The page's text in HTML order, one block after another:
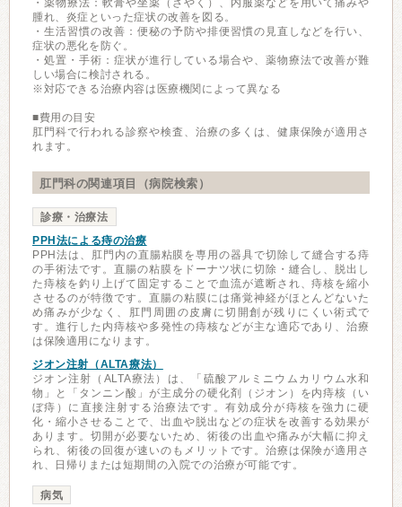
・薬物療法：軟膏や坐薬（ざやく）、内服薬などを用いて痛みや
腫れ、炎症といった症状の改善を図る。
・生活習慣の改善：便秘の予防や排便習慣の見直しなどを行い、
症状の悪化を防ぐ。
・処置・手術：症状が進行している場合や、薬物療法で改善が難
しい場合に検討される。
※対応できる治療内容は医療機関によって異なる
■費用の目安
肛門科で行われる診察や検査、治療の多くは、健康保険が適用さ
れます。
肛門科の関連項目（病院検索）
診療・治療法
PPH法による痔の治療
PPH法は、肛門内の直腸粘膜を専用の器具で切除して縫合する痔
の手術法です。直腸の粘膜をドーナツ状に切除・縫合し、脱出し
た痔核を釣り上げて固定することで血流が遮断され、痔核を縮小
させるのが特徴です。直腸の粘膜には痛覚神経がほとんどないた
め痛みが少なく、肛門周囲の皮膚に切開創が残りにくい術式で
す。進行した内痔核や多発性の痔核などが主な適応であり、治療
は保険適用になります。
ジオン注射（ALTA療法）
ジオン注射（ALTA療法）は、「硫酸アルミニウムカリウム水和
物」と「タンニン酸」が主成分の硬化剤（ジオン）を内痔核（い
ぼ痔）に直接注射する治療法です。有効成分が痔核を強力に硬
化・縮小させることで、出血や脱出などの症状を改善する効果が
あります。切開が必要ないため、術後の出血や痛みが大幅に抑え
られ、術後の回復が速いのもメリットです。治療は保険が適用さ
れ、日帰りまたは短期間の入院での治療が可能です。
病気